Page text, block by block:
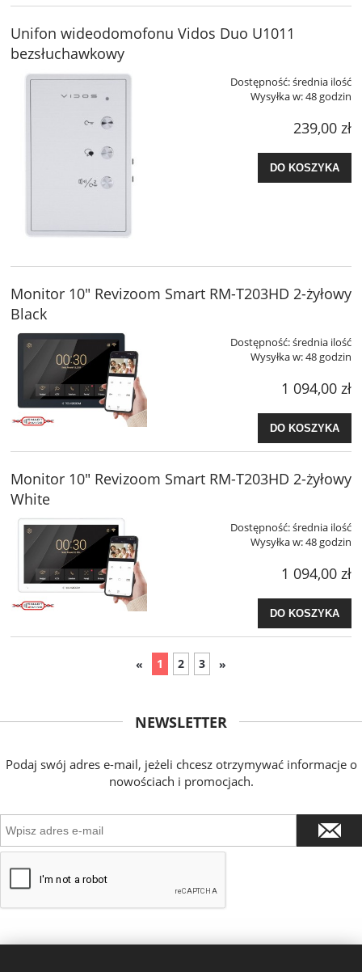
Unifon wideodomofonu Vidos Duo U1011
bezsłuchawkowy
Dostępność:średnia ilość
Wysyłka w:48 godzin
239,00 zł
DO KOSZYKA
Monitor 10" Revizoom Smart RM-T203HD 2-żyłowy
Black
Dostępność:średnia ilość
Wysyłka w:48 godzin
1 094,00 zł
DO KOSZYKA
Monitor 10" Revizoom Smart RM-T203HD 2-żyłowy
White
Dostępność:średnia ilość
Wysyłka w:48 godzin
1 094,00 zł
DO KOSZYKA
« 1 2 3 »
NEWSLETTER
Podaj swój adres e-mail, jeżeli chcesz otrzymywać informacje o
nowościach i promocjach.